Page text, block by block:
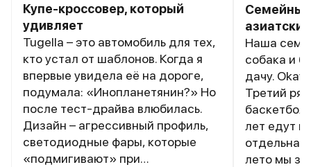
Купе-кроссовер, который
удивляет
Tugella – это автомобиль для тех,
кто устал от шаблонов. Когда я
впервые увидела её на дороге,
подумала: «Инопланетянин?» Но
после тест-драйва влюбилась.
Дизайн – агрессивный профиль,
светодиодные фары, которые
«подмигивают» при
Семейный
Наша
собака и
дачу.
Третий
лет едут
отдельная
лето мы